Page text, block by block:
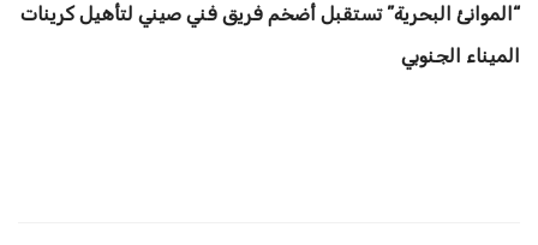
“الموانئ البحرية” تستقبل أضخم فريق فني صيني لتأهيل كرينات
الميناء الجنوبي